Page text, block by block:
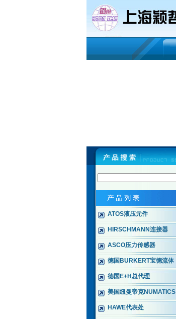
ATOS液压元件
HIRSCHMANN连接器
ASCO压力传感器
德国BURKERT宝德流体
德国E+H总代理
美国纽曼帝克NUMATICS
HAWE代表处